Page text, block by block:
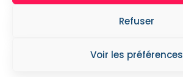
Refuser
Voir les préférences
Vanda Cipriano